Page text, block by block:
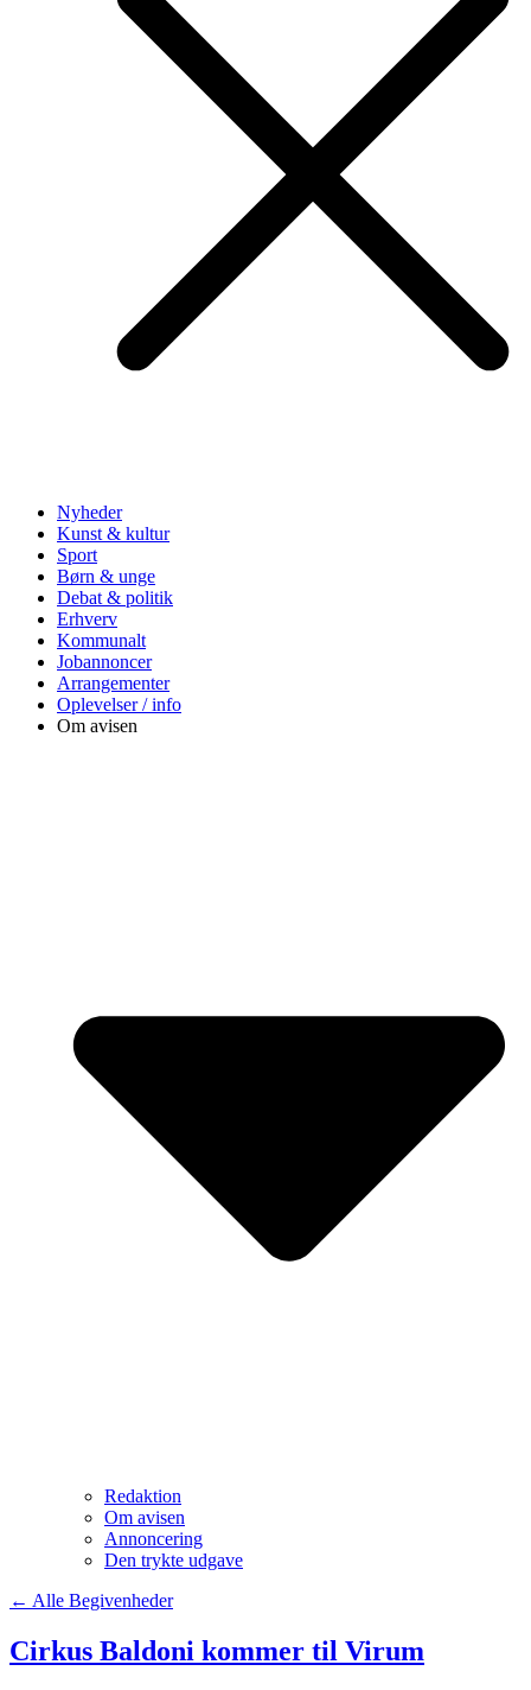
Nyheder
Kunst & kultur
Sport
Børn & unge
Debat & politik
Erhverv
Kommunalt
Jobannoncer
Arrangementer
Oplevelser / info
Om avisen
Redaktion
Om avisen
Annoncering
Den trykte udgave
← Alle Begivenheder
Cirkus Baldoni kommer til Virum